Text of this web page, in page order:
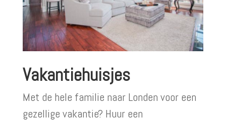
Vakantiehuisjes
Met de hele familie naar Londen voor een
gezellige vakantie? Huur een